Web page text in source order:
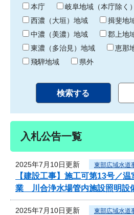
わ
り
本庁
岐阜地域（本庁除く）
西濃（大垣）地域
揖斐地
中濃（美濃）地域
郡上地
東濃（多治見）地域
恵那
飛騨地域
県外
入札公告一覧
2025年7月10日更新 東部広域水道
【建設工事】施工可第13号／
業 川合浄水場管内施設照明設
2025年7月10日更新 東部広域水道